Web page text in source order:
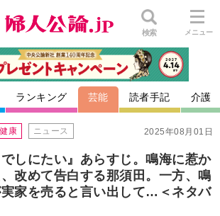
検索 メニュー
ランキング 芸能 読者手記 介護
2025年08月01日
健康 ニュース
しにたい』あらすじ。鳴海に惹か
改めて告白する那須田。一方、鳴
家を売ると言い出して…＜ネタバ